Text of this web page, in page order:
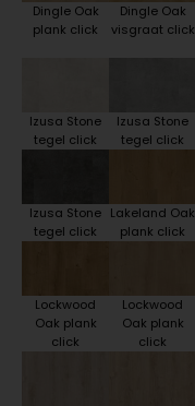
Dingle Oak
plank click
Dingle Oak
visgraat click
Izusa Stone
tegel click
Izusa Stone
tegel click
Izusa Stone
tegel click
Lakeland Oak
plank click
Lockwood
Oak plank
click
Lockwood
Oak plank
click